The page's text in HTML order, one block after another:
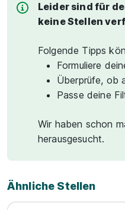
Leider sind für
keine Stellen
Folgende Tipps
Formuliere
Überprüfe, ob
Passe deine
Wir haben schon
herausgesucht.
Ähnliche Stellen